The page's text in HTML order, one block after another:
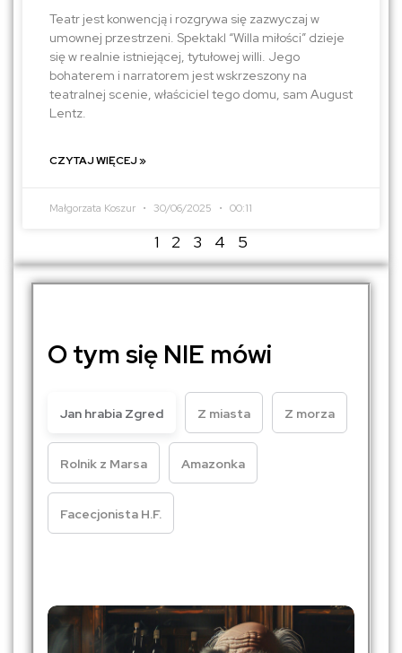
Teatr jest konwencją i rozgrywa się zazwyczaj w
umownej przestrzeni. Spektakl “Willa miłości” dzieje
się w realnie istniejącej, tytułowej willi. Jego
bohaterem i narratorem jest wskrzeszony na
teatralnej scenie, właściciel tego domu, sam August
Lentz.
CZYTAJ WIĘCEJ »
Małgorzata Koszur 30/06/2025 00:11
1 2 3 4 5
O tym się NIE mówi
Jan hrabia Zgred Z miasta Z morza
Rolnik z Marsa Amazonka
Facecjonista H.F.